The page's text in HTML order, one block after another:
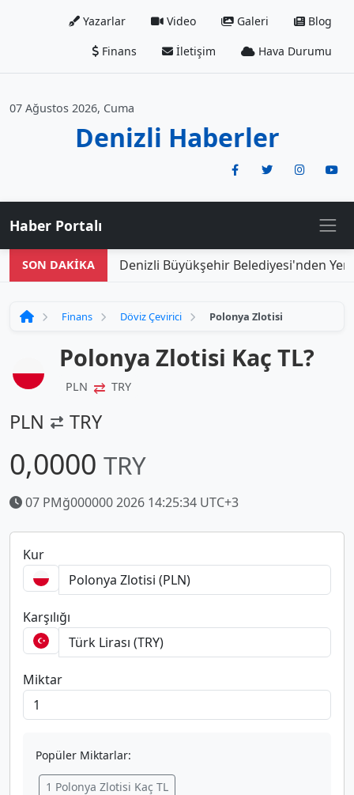
Yazarlar Video Galeri
Blog
Finans
İletişim Hava Durumu
07 Ağustos 2026, Cuma
Denizli Haberler
Haber Portalı
SON DAKİKA Denizli Büyükşehir Belediyesi'nden
Finans Döviz Çevirici Polonya Zlotisi
Polonya Zlotisi Kaç TL?
PLN ⇄ TRY
PLN TRY
0,0000 TRY
07 PMğ000000 2026 14:25:34 UTC+3
Kur
Karşılığı
Miktar
Popüler Miktarlar:
1 Polonya Zlotisi Kaç TL